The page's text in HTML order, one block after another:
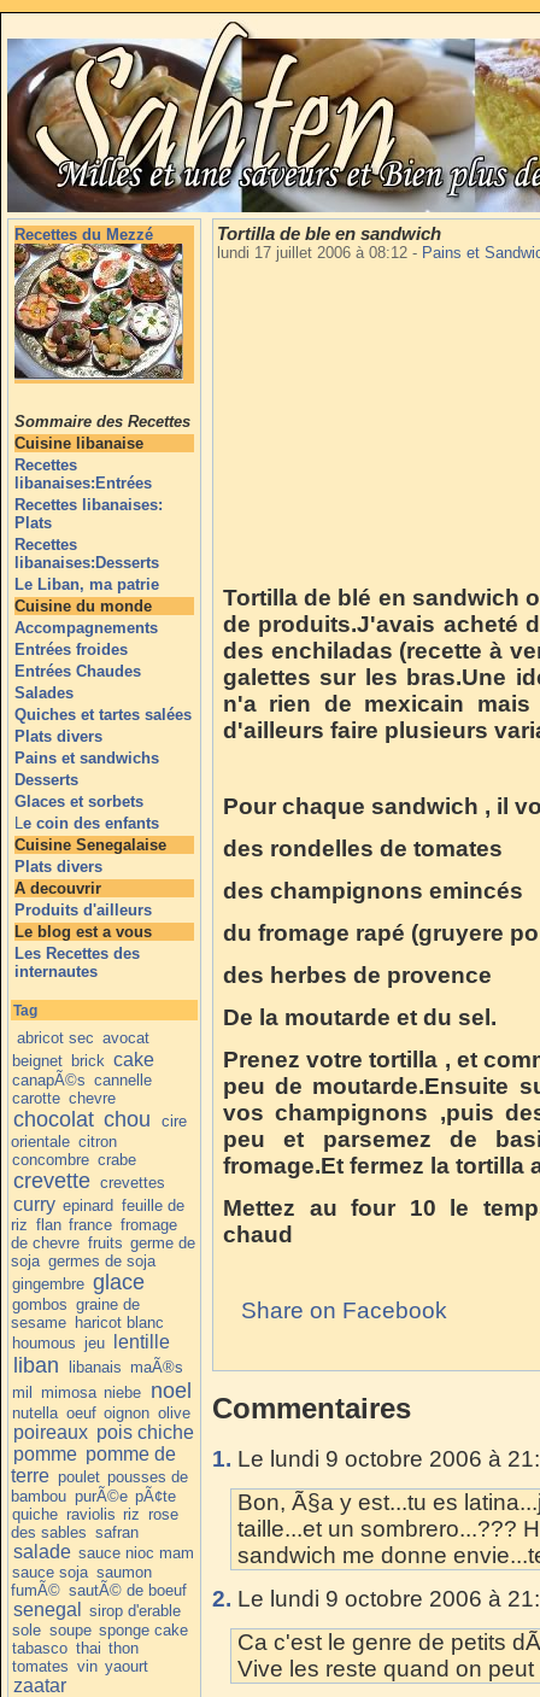
Recettes du Mezzé
Sommaire des Recettes
Cuisine libanaise
Recettes
libanaises:Entrées
Recettes libanaises:
Plats
Recettes
libanaises:Desserts
Le Liban, ma patrie
Cuisine du monde
Accompagnements
Entrées froides
Entrées Chaudes
Salades
Quiches et tartes salées
Plats divers
Pains et sandwichs
Desserts
Glaces et sorbets
Le coin des enfants
Cuisine Senegalaise
Plats divers
A decouvrir
Produits d'ailleurs
Le blog est a vous
Les Recettes des
internautes
Tag
abricot sec avocat
beignet brick cake
canapÃ©s cannelle
carotte chevre
chocolat chou
cire
orientale citron
concombre crabe
crevette crevettes
curry epinard feuille de
riz flan france fromage
de chevre fruits germe de
soja germes de soja
gingembre glace
gombos graine de
sesame haricot blanc
houmous jeu lentille
liban libanais maÃ®s
mil mimosa niebe noel
nutella oeuf oignon olive
poireaux pois chiche
pomme pomme de
terre poulet pousses de
bambou purÃ©e pÃ¢te
quiche raviolis riz rose
des sables safran
salade sauce nioc mam
sauce soja saumon
fumÃ© sautÃ© de boeuf
senegal
sirop d'erable
sole soupe sponge cake
tabasco thai thon
tomates vin yaourt
zaatar
Tortilla de ble en sandwich
lundi 17 juillet 2006 à 08:12 - Pains et
Tortilla de b lé en sandwich
de produits.J'avais acheté
des enchiladas (recette à
galettes sur les bras.Une
n'a rien de mexicain mais
d'ailleurs faire plusieurs
Pour chaque sandwich , il
des rondelles de tomates
des champignons emincés
du fromage rapé (gruyere
des herbes de provence
De la moutarde et du sel.
Prenez votre tortilla , et
peu de moutarde.Ensuite
vos champignons ,puis
peu et parsemez de
fromage.Et fermez la tortilla
Mettez au four 10 le
chaud
Share on Facebook
Commentaires
1. Le lundi 9 octobre 2006 à
Bon, Ã§a y est...tu es
taille...et un sombrero...???
sandwich me donne
2. Le lundi 9 octobre 2006 à
Ca c'est le genre de petits
Vive les reste quand on